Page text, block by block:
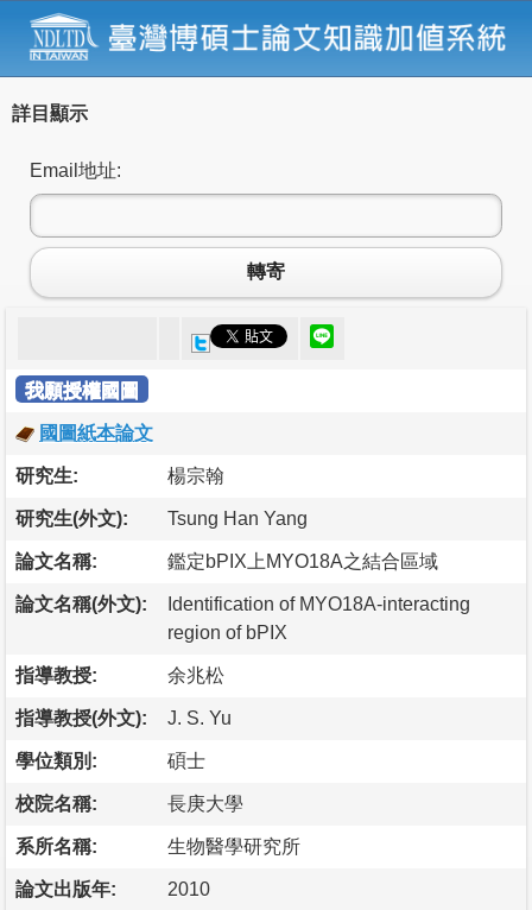
詳目顯示
Email地址:
轉寄
我願授權國圖
國圖紙本論文
研究生: 楊宗翰
研究生(外文): Tsung Han Yang
論文名稱: 鑑定bPIX上MYO18A之結合區域
論文名稱(外文):
Identification of MYO18A-interacting
region of bPIX
指導教授: 余兆松
指導教授(外文): J. S. Yu
學位類別: 碩士
校院名稱: 長庚大學
系所名稱: 生物醫學研究所
論文出版年: 2010